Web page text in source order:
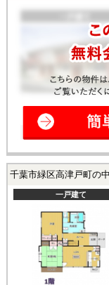
千葉市緑区高津戸町の
一戸建て